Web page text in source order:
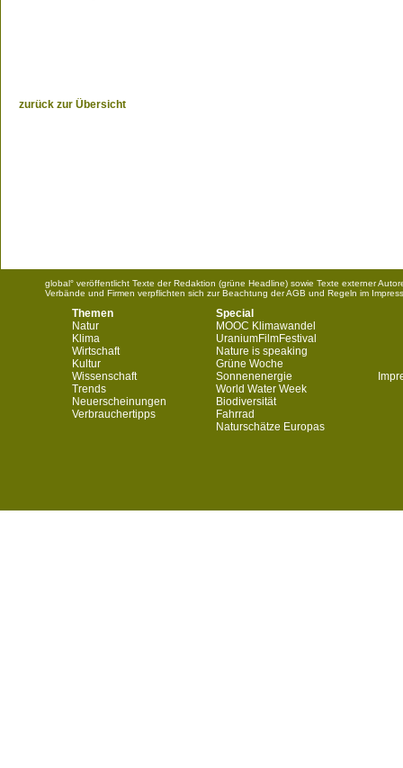
zurück zur Übersicht
global° veröffentlicht Texte der Redaktion (grüne Headline) sowie Texte externer
Verbände und Firmen verpflichten sich zur Beachtung der AGB und Regeln im
Themen
Natur
Klima
Wirtschaft
Kultur
Wissenschaft
Trends
Neuerscheinungen
Verbrauchertipps
Special
MOOC Klimawandel
UraniumFilmFestival
Nature is speaking
Grüne Woche
Sonnenenergie
World Water Week
Biodiversität
Fahrrad
Naturschätze Europas